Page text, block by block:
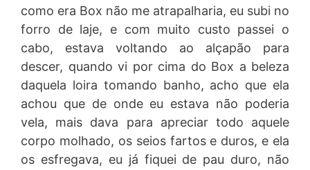
como era Box não me atrapalharia, eu subi no
forro de laje, e com muito custo passei o
cabo, estava voltando ao alçapão para
descer, quando vi por cima do Box a beleza
daquela loira tomando banho, acho que ela
achou que de onde eu estava não poderia
vela, mais dava para apreciar todo aquele
corpo molhado, os seios fartos e duros, e ela
os esfregava, eu já fiquei de pau duro, não